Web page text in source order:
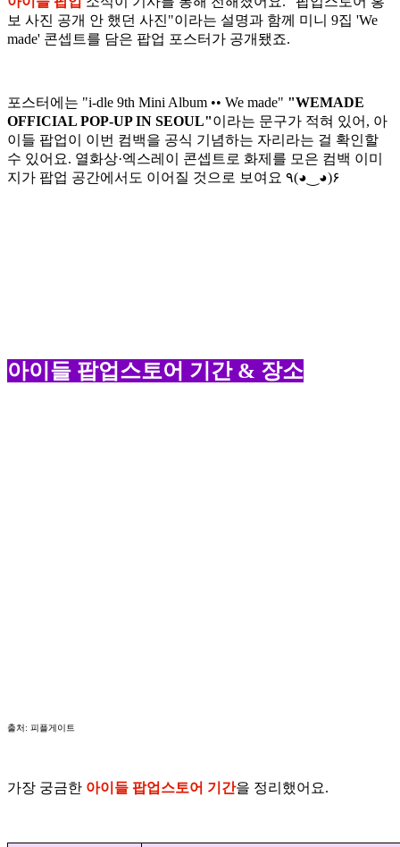
보 사진 공개 안 했던 사진"이라는 설명과 함께 미니 9집 'We
made' 콘셉트를 담은 팝업 포스터가 공개됐죠.
포스터에는 "i-dle 9th Mini Album •• We made" "WEMADE
OFFICIAL POP-UP IN SEOUL"이라는 문구가 적혀 있어, 아
이들 팝업이 이번 컴백을 공식 기념하는 자리라는 걸 확인할
수 있어요. 열화상·엑스레이 콘셉트로 화제를 모은 컴백 이미
지가 팝업 공간에서도 이어질 것으로 보여요 ٩(◕‿◕)۶
아이들 팝업스토어 기간 & 장소
출처: 피플게이트
가장 궁금한 아이들 팝업스토어 기간을 정리했어요.